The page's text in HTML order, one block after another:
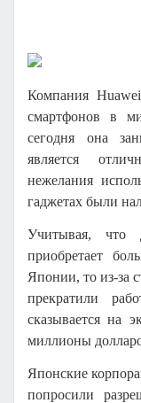
Компания Huawei
смартфонов в
сегодня она
является
нежелания
гаджетах были
Учитывая, что
приобретает
Японии, то из-за
прекратили
сказывается на
миллионы
Японские
попросили